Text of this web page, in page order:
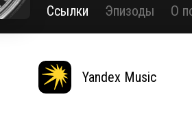
Ссылки Эпизоды О
Yandex Music